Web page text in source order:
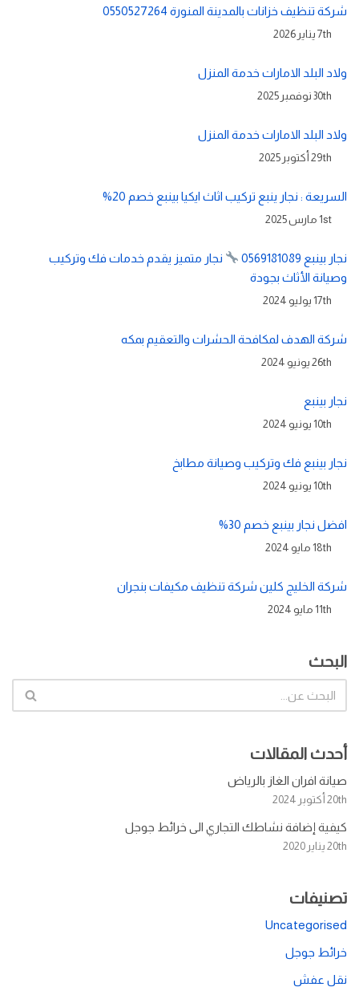
شركة تنظيف خزانات بالمدينة المنورة 0550527264
7th يناير 2026
ولاد البلد الامارات خدمة المنزل
30th نوفمبر 2025
ولاد البلد الامارات خدمة المنزل
29th أكتوبر 2025
السريعة : نجار ينبع تركيب اثاث ايكيا بينبع خصم 20%
1st مارس 2025
نجار بينبع 0569181089
نجار متميز يقدم خدمات فك وتركيب
وصيانة الأثاث بجودة
17th يوليو 2024
شركة الهدف لمكافحة الحشرات والتعقيم بمكه
26th يونيو 2024
نجار بينبع
10th يونيو 2024
نجار بينبع فك وتركيب وصيانة مطابخ
10th يونيو 2024
افضل نجار بينبع خصم 30%
18th مايو 2024
شركة الخليج كلين شركة تنظيف مكيفات بنجران
11th مايو 2024
البحث
أحدث المقالات
صيانة افران الغاز بالرياض
20th أكتوبر 2024
كيفية إضافة نشاطك التجاري الى خرائط جوجل
20th يناير 2020
تصنيفات
Uncategorised
خرائط جوجل
نقل عفش